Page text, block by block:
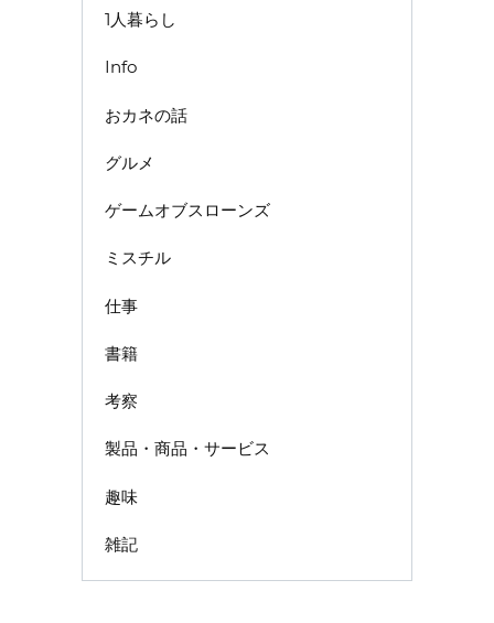
1人暮らし
Info
おカネの話
グルメ
ゲームオブスローンズ
ミスチル
仕事
書籍
考察
製品・商品・サービス
趣味
雑記